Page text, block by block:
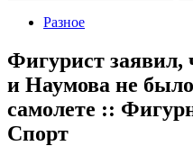
Разное
Фигурист
и Наумова не
самолете ::
Спорт